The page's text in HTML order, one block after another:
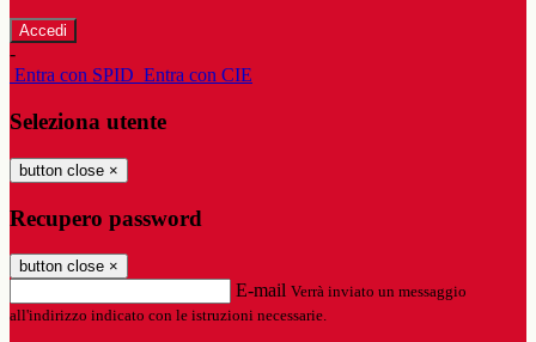
-
Entra con SPID Entra con CIE
Seleziona utente
button close ×
Recupero password
button close ×
E-mail Verrà inviato un messaggio
all'indirizzo indicato con le istruzioni necessarie.